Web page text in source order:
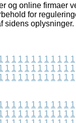
og online firmaer
for
sidens oplysninger.
1 1 1 1 1 1 1 1 1 1 1
1 1 1 1 1 1 1 1 1 1 1
1 1 1 1 1 1 1 1 1 1 1
1 1 1 1 1 1 1 1 1 1 1
1 1 1 1 1 1 1 1 1 1 1